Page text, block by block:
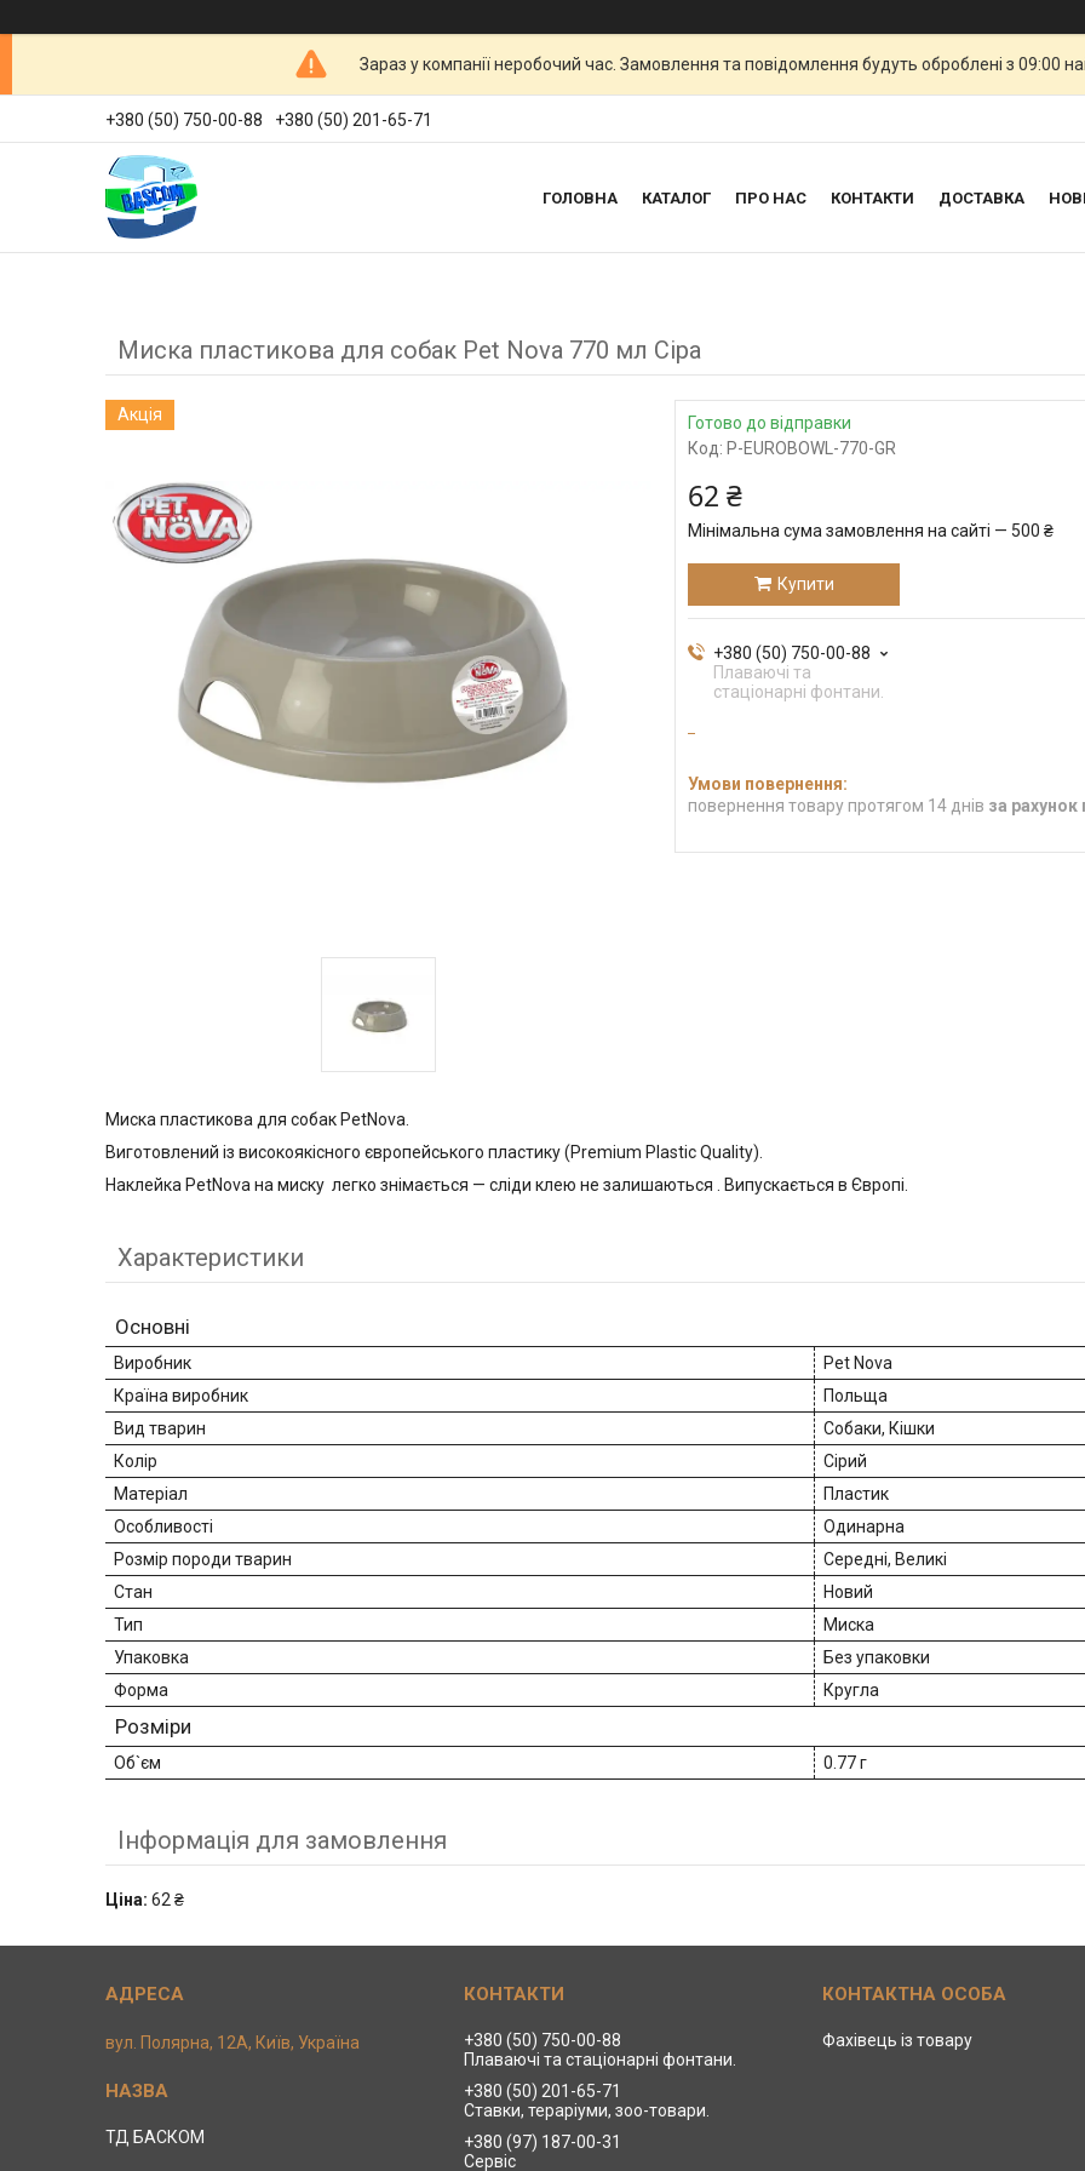
Зараз у компанії неробочий час. Замовлення та повідомлення будуть оброблені з 09:00
+380 (50) 750-00-88 +380 (50) 201-65-71
ГОЛОВНА КАТАЛОГ ПРО НАС КОНТАКТИ ДОСТАВКА
Миска пластикова для собак Pet Nova 770 мл Сіра
Акція
Готово до відправки
Код: P-EUROBOWL-770-GR
62 ₴
Мінімальна сума замовлення на сайті — 500 ₴
Купити
+380 (50) 750-00-88
Плаваючі та
стаціонарні фонтани.
повернення товару протягом 14 днів за рахунок
Миска пластикова для собак PetNova.
Виготовлений із високоякісного європейського пластику (Premium Plastic Quality).
Наклейка PetNova на миску легко знімається — сліди клею не залишаються . Випускається в Європі.
Характеристики
Основні
Виробник
Pet Nova
Країна виробник
Польща
Вид тварин
Собаки, Кішки
Колір
Сірий
Матеріал
Пластик
Особливості
Одинарна
Розмір породи тварин
Середні, Великі
Стан
Новий
Тип
Миска
Упаковка
Без упаковки
Форма
Кругла
Розміри
Об`єм 0.77 г
Інформація для замовлення
Ціна: 62 ₴
вул. Полярна, 12А, Київ, Україна
ТД БАСКОМ
+380 (50) 750-00-88
Плаваючі та стаціонарні фонтани.
+380 (50) 201-65-71
Ставки, тераріуми, зоо-товари.
+380 (97) 187-00-31
Сервіс
Фахівець із товару